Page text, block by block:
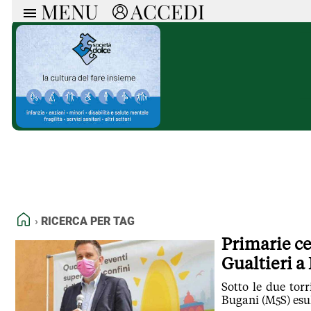
MENU ACCEDI
ARTICOLI
Politica
Economia
Società
La Nera
Che Cultura
Tutti gli Articoli
Ricerca
HOME
RICERCA PER TAG
Primarie
Gualtieri a
Sotto le due
Bugani (M5S)